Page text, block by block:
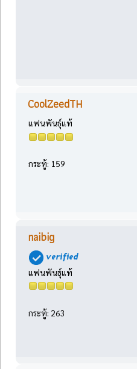
CoolZeedTH
แฟนพันธุ์แท้
กระทู้: 159
naibig
แฟนพันธุ์แท้
กระทู้: 263